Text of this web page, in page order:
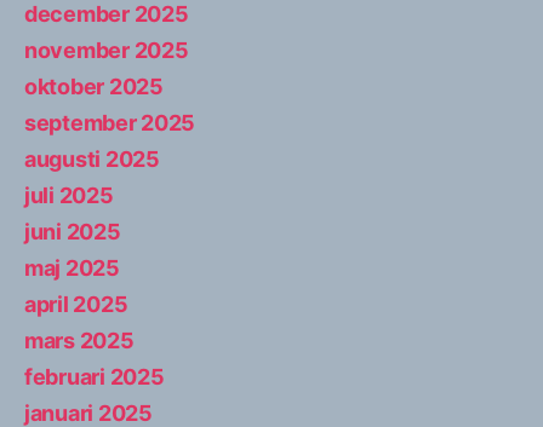
december 2025
november 2025
oktober 2025
september 2025
augusti 2025
juli 2025
juni 2025
maj 2025
april 2025
mars 2025
februari 2025
januari 2025